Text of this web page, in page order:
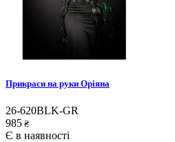
Прикраси на руки Оріяна
26-620BLK-GR
985 ₴
Є в наявності